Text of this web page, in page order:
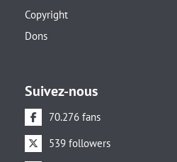
Copyright
Dons
Suivez-nous
70.276 fans
539 followers